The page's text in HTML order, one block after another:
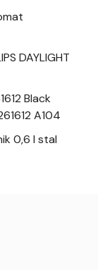
DAYLIGHT
Black
A104
0,6 l stal